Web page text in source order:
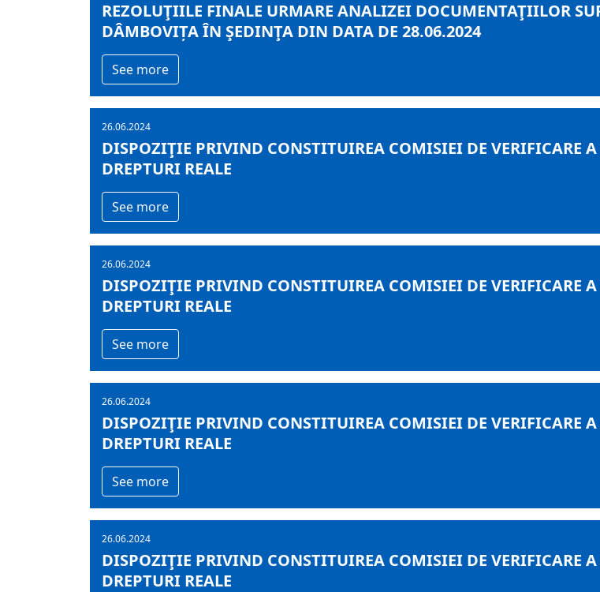
REZOLUŢIILE FINALE URMARE ANALIZEI DOCUMENTAŢIILOR
DÂMBOVIȚA ÎN ŞEDINŢA DIN DATA DE 28.06.2024
See more
26.06.2024
DISPOZIŢIE PRIVIND CONSTITUIREA COMISIEI DE VERIFICARE
DREPTURI REALE
See more
26.06.2024
DISPOZIŢIE PRIVIND CONSTITUIREA COMISIEI DE VERIFICARE
DREPTURI REALE
See more
26.06.2024
DISPOZIŢIE PRIVIND CONSTITUIREA COMISIEI DE VERIFICARE
DREPTURI REALE
See more
26.06.2024
DISPOZIŢIE PRIVIND CONSTITUIREA COMISIEI DE VERIFICARE
DREPTURI REALE